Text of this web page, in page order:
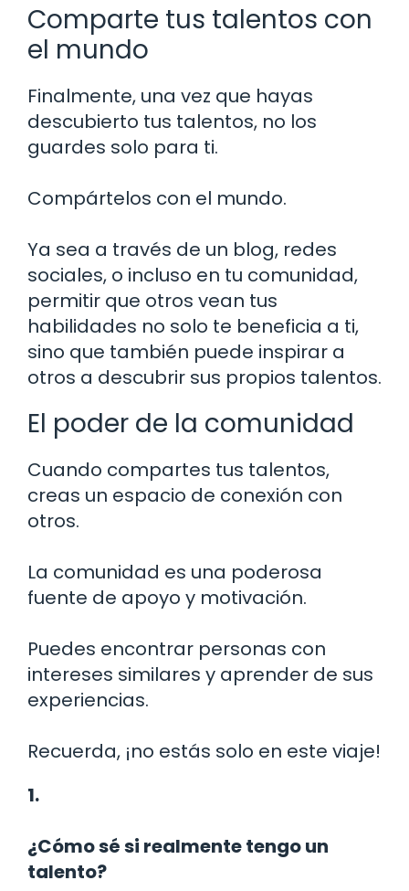
Comparte tus talentos con
el mundo
Finalmente, una vez que hayas
descubierto tus talentos, no los
guardes solo para ti.
Compártelos con el mundo.
Ya sea a través de un blog, redes
sociales, o incluso en tu comunidad,
permitir que otros vean tus
habilidades no solo te beneficia a ti,
sino que también puede inspirar a
otros a descubrir sus propios talentos.
El poder de la comunidad
Cuando compartes tus talentos,
creas un espacio de conexión con
otros.
La comunidad es una poderosa
fuente de apoyo y motivación.
Puedes encontrar personas con
intereses similares y aprender de sus
experiencias.
Recuerda, ¡no estás solo en este viaje!
1.
¿Cómo sé si realmente tengo un
talento?